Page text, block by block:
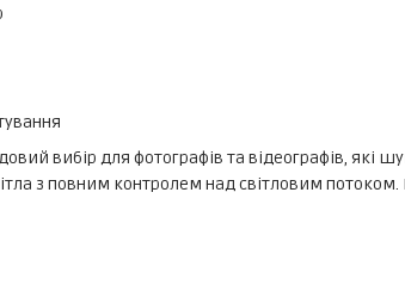
вибір для фотографів та відеографів, які
з повним контролем над світловим потоком.